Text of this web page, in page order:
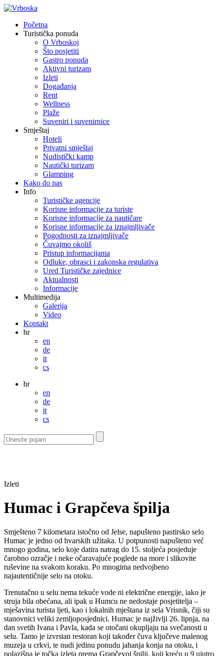
Početna
Turistička ponuda
O Vrboskoj
Što posjetiti
Gastro ponuda
Aktivni turizam
Izleti
Događanja
Rent
Wellness
Plaže
Suveniri i suvenirnice
Smještaj
Hoteli
Privatni smještaj
Nudistički kamp
Nautički turizam
Glamping
Kako do nas
Info
Turističke agencije
Korisne informacije za turiste
Korisne informacije za nautičare
Korisne informacije za iznajmljivače
Pogodnosti za iznajmljivače
Čuvajmo okoliš
Pristup informacijama
Odluke, obrasci i zakonska regulativa
Ured Turističke zajednice
Aktualnosti
Informacije
Multimedija
Galerija
Video
Kontakt
hr
en
de
it
cs
hr
en
de
it
cs
Izleti
Humac i Grapčeva špilja
Smješteno 7 kilometara istočno od Jelse, napušteno pastirsko selo
Humac je jedno od hvarskih užitaka. U potpunosti napušteno već
mnogo godina, selo koje datira natrag do 15. stoljeća posjeduje
čarobno ozračje i neke očaravajuće poglede na more i slikovite
ruševine na svakom koraku. Po mnogima nedvojbeno
najautentičnije selo na otoku.
Trenutačno u selu nema tekuće vode ni električne energije, iako je
struja bila obećana, ali ipak u Humcu ne nedostaje posjetitelja –
mješavina turista ljeti, kao i lokalnih mještana iz sela Vrisnik, čiji su
stanovnici veliki zemljoposjednici. Humac je najživlji 26. lipnja, na
dan svetih Ivana i Pavla, kada se otočani okupljaju na svečanosti u
selu. Tamo je izvrstan restoran koji također čuva ključeve malenog
muzeja u crkvi, te nudi jedinu ponudu jahanja konja na otoku, i
polazišna je točka izleta prema Grapčevoj špilji, koji kreću u 9 ujutro